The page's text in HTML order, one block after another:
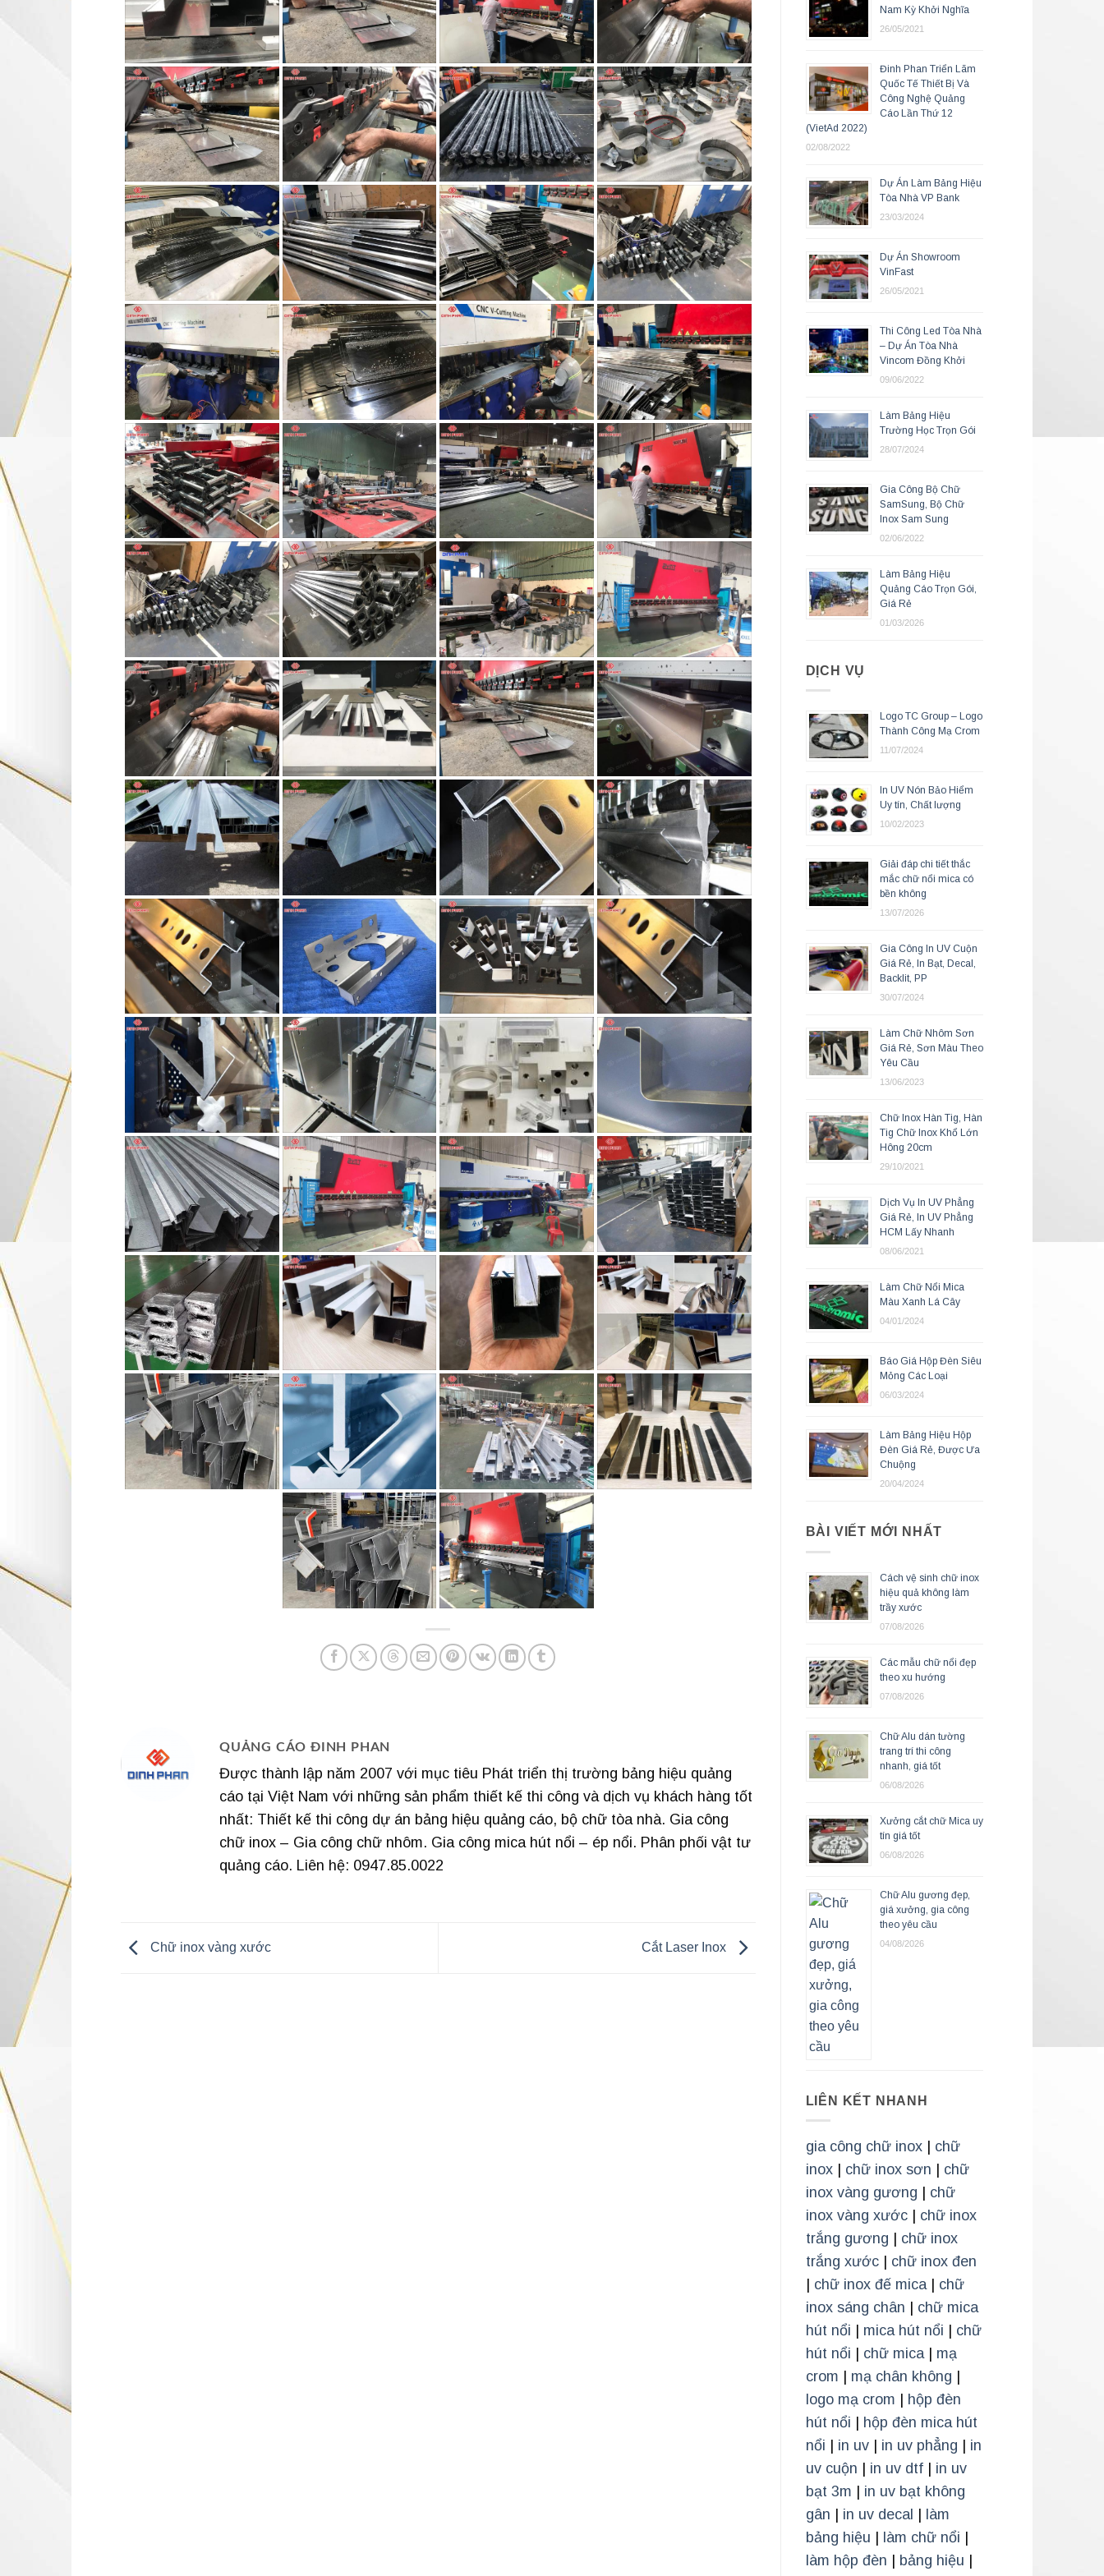
QUẢNG CÁO ĐINH PHAN
Được thành lập năm 2007 với mục tiêu Phát triển thị trường bảng hiệu quảng
cáo tại Việt Nam với những sản phẩm thiết kế thi công và dịch vụ khách hàng tốt
nhất: Thiết kế thi công dự án bảng hiệu quảng cáo, bộ chữ tòa nhà. Gia công
chữ inox – Gia công chữ nhôm. Gia công mica hút nổi – ép nổi. Phân phối vật tư
quảng cáo. Liên hệ: 0947.85.0022
Chữ inox vàng xước Cắt Laser Inox
Nam Kỳ Khởi Nghĩa
26/05/2021
Đinh Phan Triển Lãm
Quốc Tế Thiết Bị Và
Công Nghệ Quảng
Cáo Lần Thứ 12
(VietAd 2022)
02/08/2022
Dự Án Làm Bảng Hiệu
Tòa Nhà VP Bank
23/03/2024
Dự Án Showroom
VinFast
26/05/2021
Thi Công Led Tòa Nhà
– Dự Án Tòa Nhà
Vincom Đồng Khởi
09/06/2022
Làm Bảng Hiệu
Trường Học Trọn Gói
28/07/2024
Gia Công Bộ Chữ
SamSung, Bộ Chữ
Inox Sam Sung
02/06/2022
Làm Bảng Hiệu
Quảng Cáo Trọn Gói,
Giá Rẻ
01/03/2026
DỊCH VỤ
Logo TC Group – Logo
Thành Công Mạ Crom
11/07/2024
In UV Nón Bảo Hiểm
Uy tín, Chất lượng
10/02/2023
Giải đáp chi tiết thắc
mắc chữ nổi mica có
bền không
13/07/2026
Gia Công In UV Cuộn
Giá Rẻ, In Bạt, Decal,
Backlit, PP
30/07/2024
Làm Chữ Nhôm Sơn
Giá Rẻ, Sơn Màu Theo
Yêu Cầu
13/06/2023
Chữ Inox Hàn Tig, Hàn
Tig Chữ Inox Khổ Lớn
Hông 20cm
29/10/2021
Dịch Vụ In UV Phẳng
Giá Rẻ, In UV Phẳng
HCM Lấy Nhanh
08/06/2021
Làm Chữ Nổi Mica
Màu Xanh Lá Cây
04/01/2024
Báo Giá Hộp Đèn Siêu
Mỏng Các Loại
06/03/2024
Làm Bảng Hiệu Hộp
Đèn Giá Rẻ, Được Ưa
Chuộng
20/04/2024
BÀI VIẾT MỚI NHẤT
Cách vệ sinh chữ inox
hiệu quả không làm
trầy xước
07/08/2026
Các mẫu chữ nổi đẹp
theo xu hướng
07/08/2026
Chữ Alu dán tường
trang trí thi công
nhanh, giá tốt
06/08/2026
Xưởng cắt chữ Mica uy
tín giá tốt
06/08/2026
Chữ Alu gương đẹp,
giá xưởng, gia công
theo yêu cầu
04/08/2026
LIÊN KẾT NHANH
gia công chữ inox| chữ
inox| chữ inox sơn
chữ
inox vàng gương
chữ
inox vàng xước| chữ inox
trắng gương
chữ inox
trắng xước| chữ inox đen
chữ inox đế mica| chữ
inox sáng chân
chữ mica
hút nổi
mica hút nổi
chữ
hút nổi
chữ mica| mạ
crom
mạ chân không
logo mạ crom
hộp đèn
hút nổi
hộp đèn mica hút
nổi
in uv| in uv phẳng
in
uv cuộn
in uv dtf| in uv
bạt 3m
in uv bạt không
gân
in uv decal
làm
bảng hiệu
làm chữ nổi
làm hộp đèn
bảng hiệu